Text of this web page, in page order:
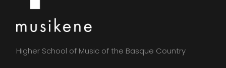
Higher School of Music of the Basque Country